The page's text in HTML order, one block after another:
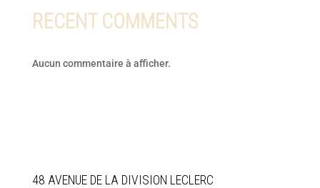
RECENT COMMENTS
Aucun commentaire à afficher.
48 AVENUE DE LA DIVISION LECLERC